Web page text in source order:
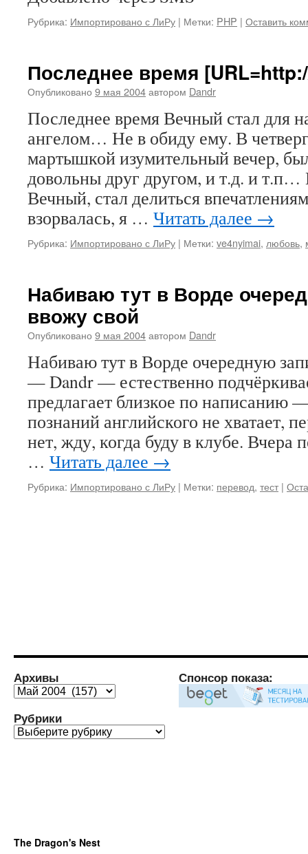
Рубрика: Импортировано с ЛиРу | Метки: PHP | Оставить
Последнее время
Опубликовано 9 мая 2004автором Dandr
Последнее время Вечный стал для
ангелом… Не в обиду ему. В
мартышкой изумительный вечер,
довольны друг другом, и т.д. и
Вечный, стал делиться
взорвалась, я … Читать далее →
Рубрика: Импортировано с ЛиРу | Метки: ve4nyimai, любовь,
Набиваю тут в Ворде
ввожу свой
Опубликовано 9 мая 2004автором Dandr
Набиваю тут в Ворде очередную
— Dandr — естественно
предлагает близкое по написанию
познаний английского не хватает,
нет, жду, когда буду в клубе. Вчера
… Читать далее →
Рубрика: Импортировано с ЛиРу | Метки: перевод, тест |
Архивы
Архивы
Рубрики
Рубрики
Спонсор показа:
The Dragon's Nest